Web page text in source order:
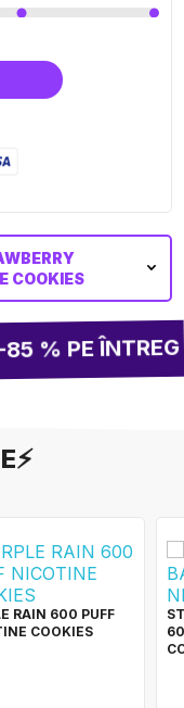
COOKIES
% PE ÎNTREG
RAIN 600 PUFF
COOKIES